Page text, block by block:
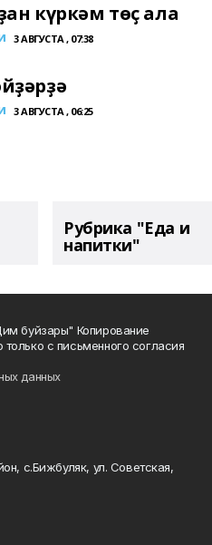
күркәм төҫ ала
3 АВГУСТА , 07:38
3 АВГУСТА , 06:25
Рубрика "Еда и
напитки"
буйзары" Копирование
с письменного согласия
данных
с.Бижбуляк, ул. Советская,